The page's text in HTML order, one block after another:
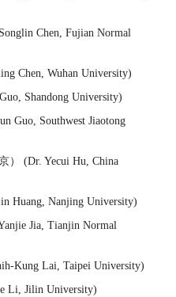
Chen, Fujian Normal
Chen, Wuhan University)
Shandong University)
Guo, Southwest Jiaotong
） (Dr. Yecui Hu, China
Huang, Nanjing University)
Jia, Tianjin Normal
Kung Lai, Taipei University)
Li, Jilin University)